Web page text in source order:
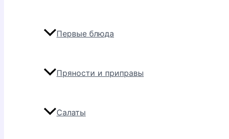
Первые блюда
Пряности и приправы
Салаты